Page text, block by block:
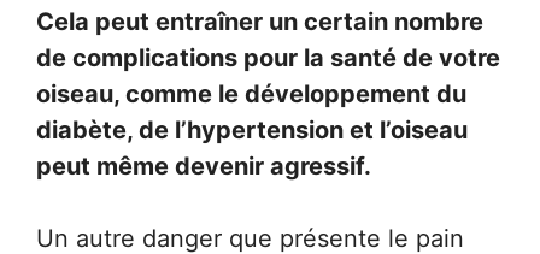
Cela peut entraîner un certain nombre
de complications pour la santé de votre
oiseau, comme le développement du
diabète, de l’hypertension et l’oiseau
peut même devenir agressif.
Un autre danger que présente le pain